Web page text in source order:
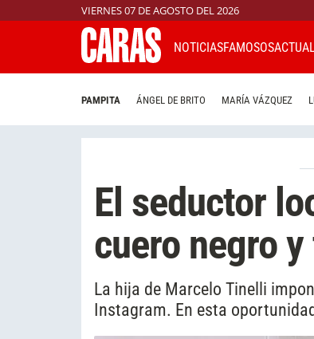
VIERNES 07 DE AGOSTO DEL 2026
NOTICIASFAMOSOS
PAMPITA ÁNGEL DE BRITO MARÍA VÁZQUEZ
El seductor
cuero negro
La hija de Marcelo Tinelli
Instagram. En esta